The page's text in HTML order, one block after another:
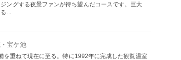
ングする夜景ファンが待ち望んだコースです。巨大
...
宝ケ池
重ねて現在に至る。特に1992年に完成した観覧温室